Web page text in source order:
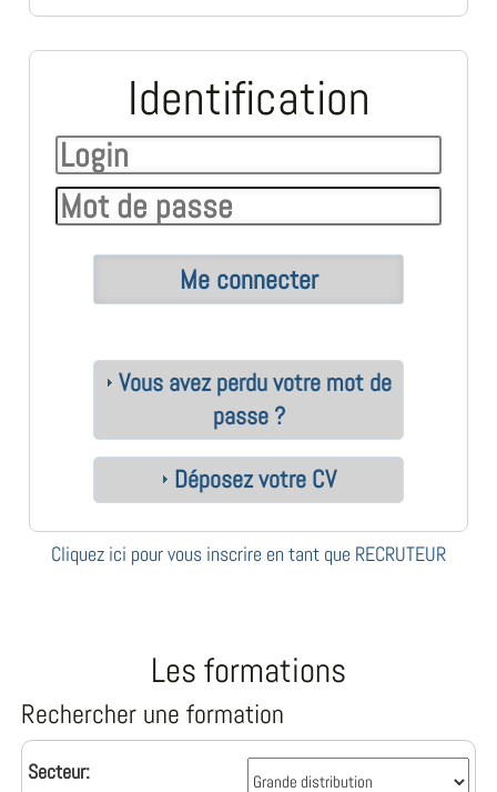
Identification
Vous avez perdu votre mot de
passe ?
Déposez votre CV
Cliquez ici pour vous inscrire en tant que RECRUTEUR
Les formations
Rechercher une formation
Secteur: